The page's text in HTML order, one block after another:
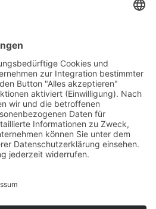
in einer Größe: winzig.
Siegel-T-Shirts. Zum